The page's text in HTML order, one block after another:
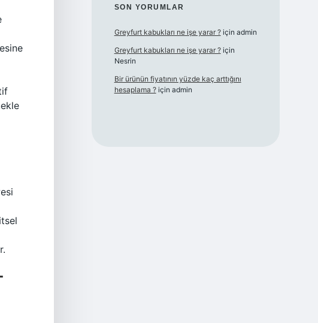
SON YORUMLAR
Greyfurt kabukları ne işe yarar ?için admin
Greyfurt kabukları ne işe yarar ?için
Nesrin
Bir ürünün fiyatının yüzde kaç arttığını
hesaplama ?için admin